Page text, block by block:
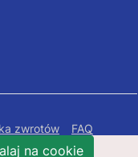
zwrotów
FAQ
Strony
na cookie